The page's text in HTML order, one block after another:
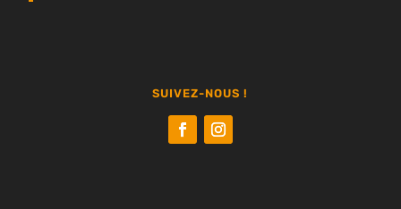
SUIVEZ-NOUS !